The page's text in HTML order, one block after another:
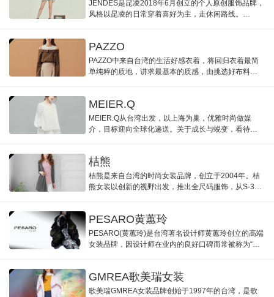
JENDES是昆凌2018年6月创立的个人原创服饰品牌，
风格以昆凌的日常穿着喜好为主，走休闲路线。
不一样的时尚潮流。JENDE
PAZZO
PAZZO中来自台湾的生活好感衣着，将回归衣着最简
单纯粹的质地，讲求最基本的质感，由挑选好布料开
主，但多了一些少女
MEIER.Q
MEIER.Q从台湾出发，以上海为巢，优雅时尚做媒
介，目标迎向全球化递送。关于成长与蜕变，看待事
单中隐藏的设计巧思、
桔熊
桔熊是来自台湾的时尚女装品牌，创立于2004年。桔
熊女装以创新的视野出发，推出全尺码服饰，从S-3L
涉及到的风格比较
PESARO黄蕙玲
PESARO(黄蕙玲)是台湾著名设计师黄蕙玲创立的高端
女装品牌，因设计师在业内的良好口碑而常被称为“黄
——单一色彩和
GMREA歌美瑞女装
歌美瑞GMREA女装品牌创始于1997年的台湾，是歌